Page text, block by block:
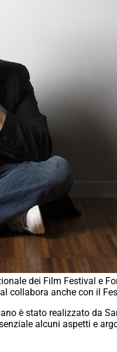
dei Film Festival e
collabora anche con il
è stato realizzato da
alcuni aspetti e